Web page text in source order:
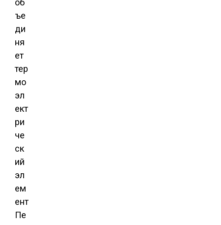
ъе
ди
ня
ет
тер
мо
эл
ект
ри
че
ск
ий
эл
ем
ент
Пе